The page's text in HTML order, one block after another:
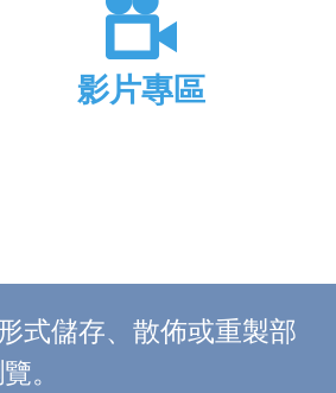
影片專區
式儲存、散佈或重製部
。